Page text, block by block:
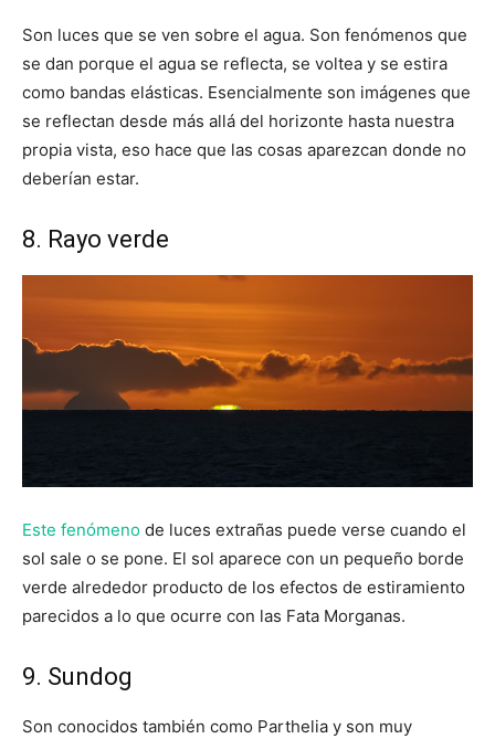
Son luces que se ven sobre el agua. Son fenómenos que
se dan porque el agua se reflecta, se voltea y se estira
como bandas elásticas. Esencialmente son imágenes que
se reflectan desde más allá del horizonte hasta nuestra
propia vista, eso hace que las cosas aparezcan donde no
deberían estar.
8. Rayo verde
Este fenómeno de luces extrañas puede verse cuando el
sol sale o se pone. El sol aparece con un pequeño borde
verde alrededor producto de los efectos de estiramiento
parecidos a lo que ocurre con las Fata Morganas.
9. Sundog
Son conocidos también como Parthelia y son muy